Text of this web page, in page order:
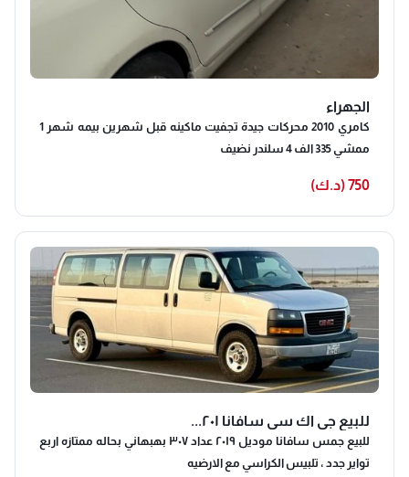
الجهراء
كامري 2010 محركات جيدة تجفيت ماكينه قبل شهرين بيمه شهر 1
ممشي 335 الف 4 سلندر نضيف
750 (د.ك)
للبيع جي اك سي سافانا ٢٠١...
للبيع جمس سافانا موديل ٢٠١٩ عداد ٣٠٧ بهبهاني بحاله ممتازه اربع
تواير جدد ، تلبيس الكراسي مع الارضيه